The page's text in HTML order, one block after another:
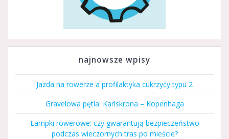
najnowsze wpisy
Jazda na rowerze a profilaktyka cukrzycy typu 2
Gravelowa pętla: Karlskrona – Kopenhaga
Lampki rowerowe: czy gwarantują bezpieczeństwo
podczas wieczornych tras po mieście?